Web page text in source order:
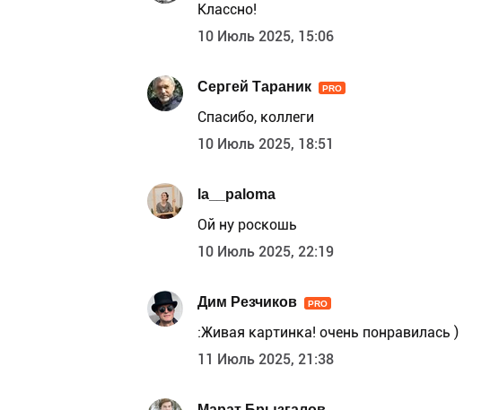
Классно!
10 Июль 2025, 15:06
Сергей Тараник PRO
Спасибо, коллеги
10 Июль 2025, 18:51
la__paloma
Ой ну роскошь
10 Июль 2025, 22:19
Дим Резчиков PRO
:Живая картинка! очень понравилась )
11 Июль 2025, 21:38